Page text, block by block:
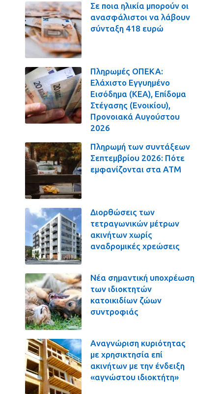
Σε ποια ηλικία μπορούν οι
ανασφάλιστοι να λάβουν
σύνταξη 418 ευρώ
Πληρωμές ΟΠΕΚΑ:
Ελάχιστο Εγγυημένο
Εισόδημα (ΚΕΑ), Επίδομα
Στέγασης (Ενοικίου),
Προνοιακά Αυγούστου
2026
Πληρωμή των συντάξεων
Σεπτεμβρίου 2026: Πότε
εμφανίζονται στα ΑΤΜ
Διορθώσεις των
τετραγωνικών μέτρων
ακινήτων χωρίς
αναδρομικές χρεώσεις
Νέα σημαντική υποχρέωση
των ιδιοκτητών
κατοικιδίων ζώων
συντροφιάς
Αναγνώριση κυριότητας
με χρησικτησία επί
ακινήτων με την ένδειξη
«αγνώστου ιδιοκτήτη»